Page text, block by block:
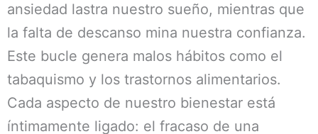
ansiedad lastra nuestro sueño, mientras que
la falta de descanso mina nuestra confianza.
Este bucle genera malos hábitos como el
tabaquismo y los trastornos alimentarios.
Cada aspecto de nuestro bienestar está
íntimamente ligado: el fracaso de una